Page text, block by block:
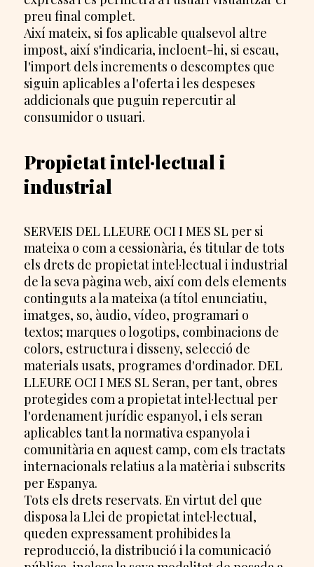
preu final complet.
Així mateix, si fos aplicable qualsevol altre
impost, així s'indicaria, incloent-hi, si escau,
l'import dels increments o descomptes que
siguin aplicables a l'oferta i les despeses
addicionals que puguin repercutir al
consumidor o usuari.
Propietat intel·lectual i
industrial
SERVEIS DEL LLEURE OCI I MES SL per si
mateixa o com a cessionària, és titular de tots
els drets de propietat intel·lectual i industrial
de la seva pàgina web, així com dels elements
continguts a la mateixa (a títol enunciatiu,
imatges, so, àudio, vídeo, programari o
textos; marques o logotips, combinacions de
colors, estructura i disseny, selecció de
materials usats, programes d'ordinador. DEL
LLEURE OCI I MES SL Seran, per tant, obres
protegides com a propietat intel·lectual per
l'ordenament jurídic espanyol, i els seran
aplicables tant la normativa espanyola i
comunitària en aquest camp, com els tractats
internacionals relatius a la matèria i subscrits
per Espanya.
Tots els drets reservats. En virtut del que
disposa la Llei de propietat intel·lectual,
queden expressament prohibides la
reproducció, la distribució i la comunicació